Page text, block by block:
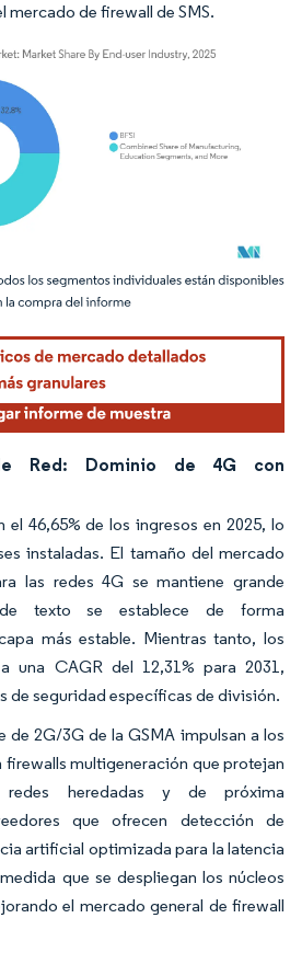
de firewall de SMS.
El uso requiere atribución según CC BY 4.0.
Red: Dominio de 4G con
46,65% de los ingresos en 2025, lo
instaladas. El tamaño del mercado
las redes 4G se mantiene grande
texto se establece de forma
más estable. Mientras tanto, los
una CAGR del 12,31% para 2031,
de seguridad específicas de división.
de 2G/3G de la GSMA impulsan a los
multigeneración que protejan
redes heredadas y de próxima
que ofrecen detección de
artificial optimizada para la latencia
que se despliegan los núcleos
el mercado general de firewall